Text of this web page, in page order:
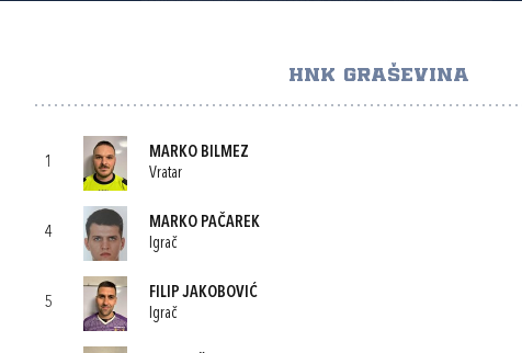
HNK GRAŠEVINA
1
MARKO BILMEZ
Vratar
4
MARKO PAČAREK
Igrač
5
FILIP JAKOBOVIĆ
Igrač